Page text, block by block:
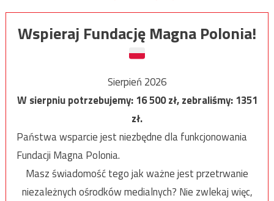
Wspieraj Fundację Magna Polonia!
Sierpień 2026
W sierpniu potrzebujemy:16 500zł, zebraliśmy:1351
zł.
Państwa wsparcie jest niezbędne dla funkcjonowania
Fundacji Magna Polonia.
Masz świadomość tego jak ważne jest przetrwanie
niezależnych ośrodków medialnych? Nie zwlekaj więc,